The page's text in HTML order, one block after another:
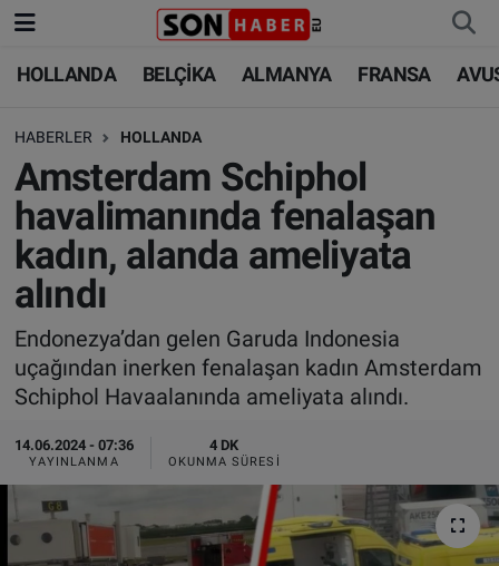
HOLLANDA BELÇİKA ALMANYA FRANSA
HABERLER HOLLANDA
Amsterdam Schiphol
havalimanında fenalaşan
kadın, alanda ameliyata
alındı
Endonezya’dan gelen Garuda Indonesia
uçağından inerken fenalaşan kadın Amsterdam
Schiphol Havaalanında ameliyata alındı.
14.06.2024 - 07:36
YAYINLANMA
4 DK
OKUNMA SÜRESI
HOLLANDA
BELÇİKA
ALMANYA
FRANSA
AVUSTURYA
SAĞLIK - YAŞAM
HOLLANDA
BELÇİKA
ALMANYA
TÜRKİYE
DÜNYA
BİLİM-TEKNOLOJİ
FOTO GALERİ
VIDEO GALERİ
Nöbetçi Eczaneler
Hava Durumu
Trafik Durumu
Süper Lig Puan Durumu ve Fikstür
Tüm Manşetler
Son Dakika Haberleri